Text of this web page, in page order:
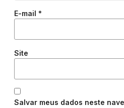
E-mail *
Site
Salvar meus dados neste